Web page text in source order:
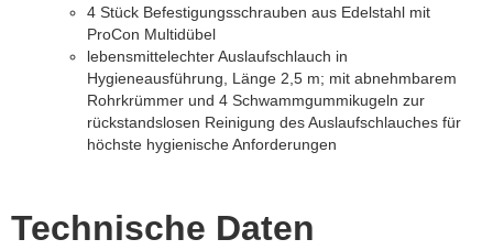
4 Stück Befestigungsschrauben aus Edelstahl mit
ProCon Multidübel
lebensmittelechter Auslaufschlauch in
Hygieneausführung, Länge 2,5 m; mit abnehmbarem
Rohrkrümmer und 4 Schwammgummikugeln zur
rückstandslosen Reinigung des Auslaufschlauches für
höchste hygienische Anforderungen
Technische Daten